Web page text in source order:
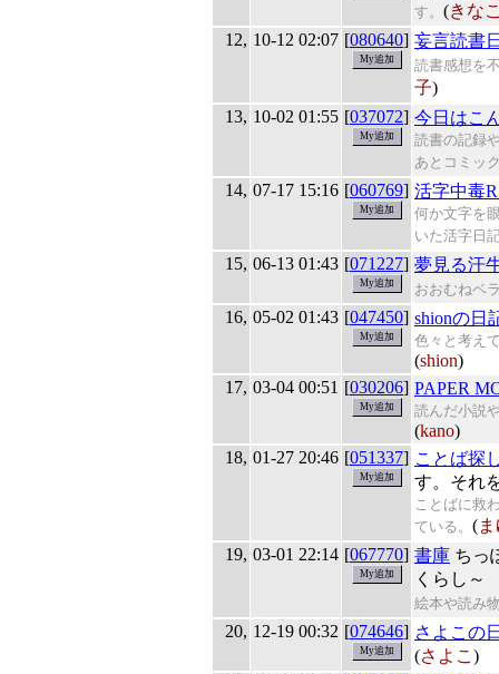
す。 (きな
12, 10-12 02:07 [080640] 妄言読書
読書感想を
子)
13, 10-02 01:55 [037072] 今日はこ
読書の記録
あとコミッ
14, 07-17 15:16 [060769] 活字中毒
何か文字を
いた活字日
15, 06-13 01:43 [071227] 夢見る汗
おおむねベ
16, 05-02 01:43 [047450] shionの日
色々と考え
(shion)
17, 03-04 00:51 [030206] PAPER
読んだ小説
(kano)
18, 01-27 20:46 [051337] ことば探
す。それ
ことばに救
ている。 (
19, 03-01 22:14 [067770] 書庫 ちっ
くらし～
絵本や読み
20, 12-19 00:32 [074646] さよこの
(さよこ )